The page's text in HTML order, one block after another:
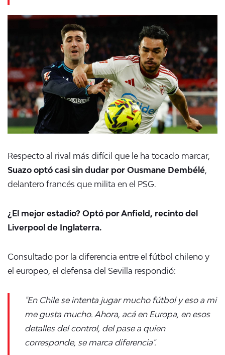
Respecto al rival más difícil que le ha tocado marcar,
Suazo optó casi sin dudar por Ousmane Dembélé,
delantero francés que milita en el PSG.
¿El mejor estadio? Optó por Anfield, recinto del
Liverpool de Inglaterra.
Consultado por la diferencia entre el fútbol chileno y
el europeo, el defensa del Sevilla respondió:
"En Chile se intenta jugar mucho fútbol y eso a mi
me gusta mucho. Ahora, acá en Europa, en esos
detalles del control, del pase a quien
corresponde, se marca diferencia".